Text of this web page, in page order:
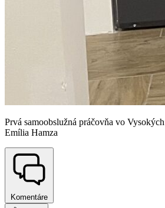
Prvá samoobslužná práčovňa vo
Emília Hamza
Komentáre